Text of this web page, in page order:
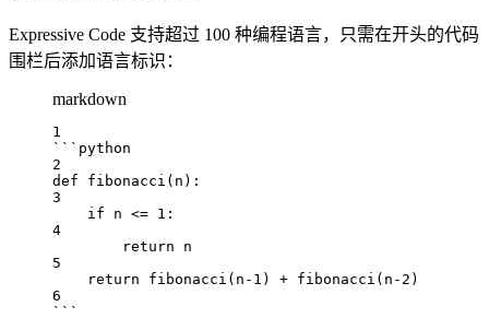
Expressive Code 支持超过 100 种编程语言，只需在开头的代码
围栏后添加语言标识：
markdown
1
```python
2
def
fibonacci ( n ):
3
if n <= 1 :
4
return n
5
return
fibonacci (n - 1 ) + fibonacci (n - 2 )
6
```